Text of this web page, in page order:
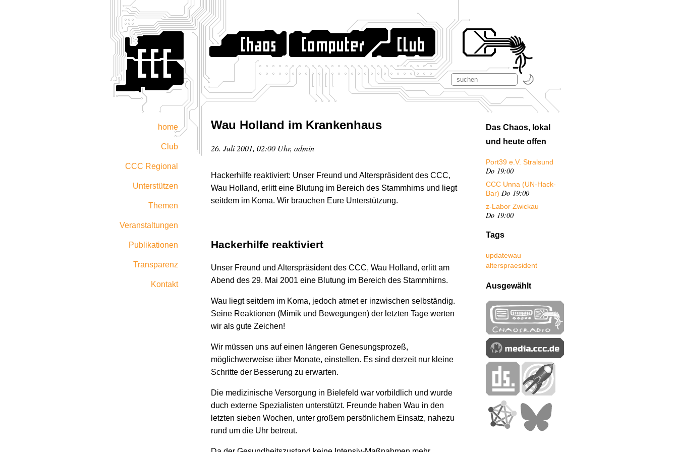
home
Club
CCC Regional
Unterstützen
Themen
Veranstaltungen
Publikationen
Transparenz
Kontakt
Wau Holland im Krankenhaus
26. Juli 2001, 02:00 Uhr, admin
Hackerhilfe reaktiviert: Unser Freund und Alterspräsident des CCC,
Wau Holland, erlitt eine Blutung im Bereich des Stammhirns und liegt
seitdem im Koma. Wir brauchen Eure Unterstützung.
Hackerhilfe reaktiviert
Unser Freund und Alterspräsident des CCC, Wau Holland, erlitt am
Abend des 29. Mai 2001 eine Blutung im Bereich des Stammhirns.
Wau liegt seitdem im Koma, jedoch atmet er inzwischen selbständig.
Seine Reaktionen (Mimik und Bewegungen) der letzten Tage werten
wir als gute Zeichen!
Wir müssen uns auf einen längeren Genesungsprozeß,
möglichwerweise über Monate, einstellen. Es sind derzeit nur kleine
Schritte der Besserung zu erwarten.
Die medizinische Versorgung in Bielefeld war vorbildlich und wurde
duch externe Spezialisten unterstützt. Freunde haben Wau in den
letzten sieben Wochen, unter großem persönlichem Einsatz, nahezu
rund um die Uhr betreut.
Das Chaos, lokal
und heute offen
Port39 e.V. Stralsund
Do 19:00
CCC Unna (UN-Hack-
Bar) Do 19:00
z-Labor Zwickau
Do 19:00
Tags
updatewau
alterspraesident
Ausgewählt